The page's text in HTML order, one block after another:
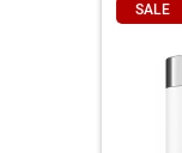
SALE